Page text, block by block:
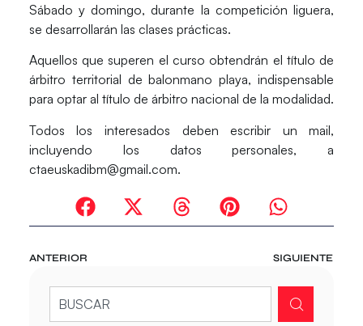
Sábado y domingo, durante la competición liguera,
se desarrollarán las clases prácticas.
Aquellos que superen el curso obtendrán el título de
árbitro territorial de balonmano playa, indispensable
para optar al título de árbitro nacional de la modalidad.
Todos los interesados deben escribir un mail,
incluyendo los datos personales, a
ctaeuskadibm@gmail.com.
ANTERIOR SIGUIENTE